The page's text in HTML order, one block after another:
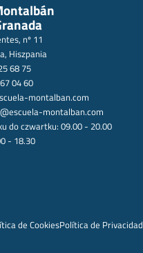
nº 11
Hiszpania
68 75
04 60
montalban.com
montalban.com
do czwartku: 09.00 - 20.00
- 18.30
de CookiesPolítica de Privacidad